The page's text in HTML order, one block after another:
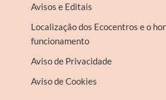
Avisos e Editais
Localização dos Ecocentros e o
funcionamento
Aviso de Privacidade
Aviso de Cookies